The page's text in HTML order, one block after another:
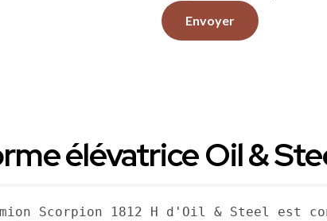
élévatrice Oil &
Scorpion 1812 H d'Oil & Steel est